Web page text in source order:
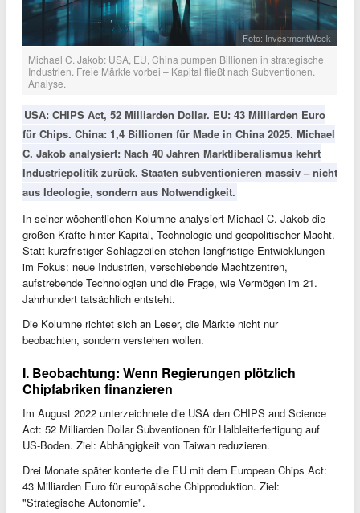
Foto: InvestmentWeek
Michael C. Jakob: USA, EU, China pumpen Billionen in strategische
Industrien. Freie Märkte vorbei – Kapital fließt nach Subventionen.
Analyse.
USA: CHIPS Act, 52 Milliarden Dollar. EU: 43 Milliarden Euro
für Chips. China: 1,4 Billionen für Made in China 2025. Michael
C. Jakob analysiert: Nach 40 Jahren Marktliberalismus kehrt
Industriepolitik zurück. Staaten subventionieren massiv – nicht
aus Ideologie, sondern aus Notwendigkeit.
In seiner wöchentlichen Kolumne analysiert Michael C. Jakob die
großen Kräfte hinter Kapital, Technologie und geopolitischer Macht.
Statt kurzfristiger Schlagzeilen stehen langfristige Entwicklungen
im Fokus: neue Industrien, verschiebende Machtzentren,
aufstrebende Technologien und die Frage, wie Vermögen im 21.
Jahrhundert tatsächlich entsteht.
Die Kolumne richtet sich an Leser, die Märkte nicht nur
beobachten, sondern verstehen wollen.
I. Beobachtung: Wenn Regierungen plötzlich
Chipfabriken finanzieren
Im August 2022 unterzeichnete die USA den CHIPS and Science
Act: 52 Milliarden Dollar Subventionen für Halbleiterfertigung auf
US-Boden. Ziel: Abhängigkeit von Taiwan reduzieren.
Drei Monate später konterte die EU mit dem European Chips Act:
43 Milliarden Euro für europäische Chipproduktion. Ziel:
"Strategische Autonomie".